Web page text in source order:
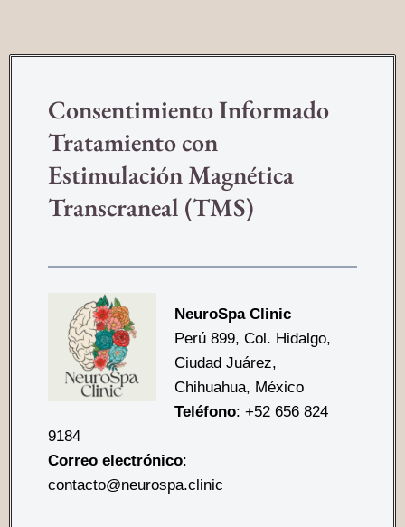
Consentimiento
TMS
Consentimiento Informado
Tratamiento con
Estimulación Magnética
Transcraneal (TMS)
NeuroSpa Clinic
Perú 899, Col. Hidalgo,
Ciudad Juárez,
Chihuahua, México
Teléfono: +52 656 824
9184
Correo electrónico:
contacto@neurospa.clinic